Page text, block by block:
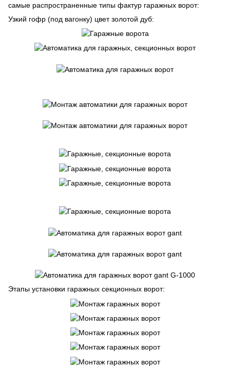
самые распространенные типы фактур гаражных ворот:
Узкий гофр (под вагонку) цвет золотой дуб:
Этапы установки гаражных секционных ворот: